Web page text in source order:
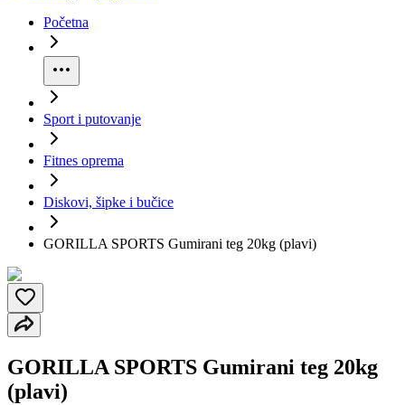
Početna
Sport i putovanje
Fitnes oprema
Diskovi, šipke i bučice
GORILLA SPORTS Gumirani teg 20kg (plavi)
GORILLA SPORTS Gumirani teg 20kg
(plavi)